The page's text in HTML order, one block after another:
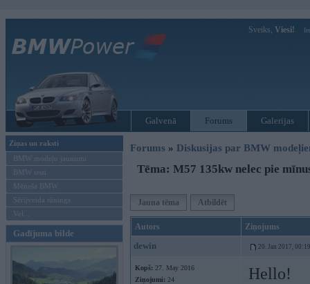
Sveiks, Viesi!
Galvenā Forums Galerijas
Ziņas un raksti
BMW modeļu jaunumi
BMW testi
Mēneša BMW
Sērijveida tūnings
Vel...
Gadījuma bilde
Forums » Diskusijas par BMW
Tēma: M57 135kw nelec pie
Jauna tēma Atbildēt
Autors Ziņojums
dewin 20. Jan 2017, 00:19
Kopš: 27. May 2016
Ziņojumi: 24
Hello!